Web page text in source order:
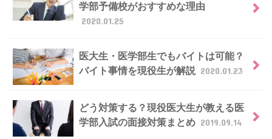
学部予備校がおすすめな理由
2020.01.25
医大生・医学部生でもバイトは可能？
バイト事情を現役生が解説 2020.01.23
どう対策する？現役医大生が教える医
学部入試の面接対策まとめ 2019.09.14